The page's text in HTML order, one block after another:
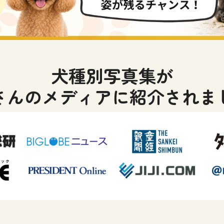
犬種別写真集が
んのメディアに紹介されま